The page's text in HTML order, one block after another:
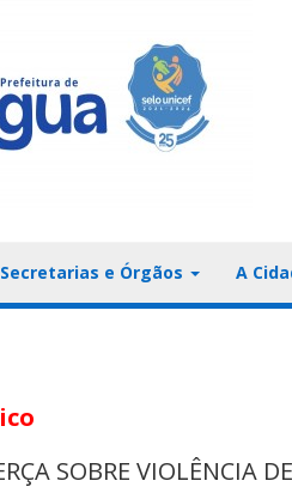
Secretarias e Órgãos A
SOBRE VIOLÊNCIA